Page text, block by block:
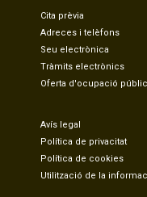
Cita prèvia
Adreces i telèfons
Seu electrònica
Tràmits electrònics
Oferta d'ocupació
Avís legal
Política de privacitat
Política de cookies
Utilització de la